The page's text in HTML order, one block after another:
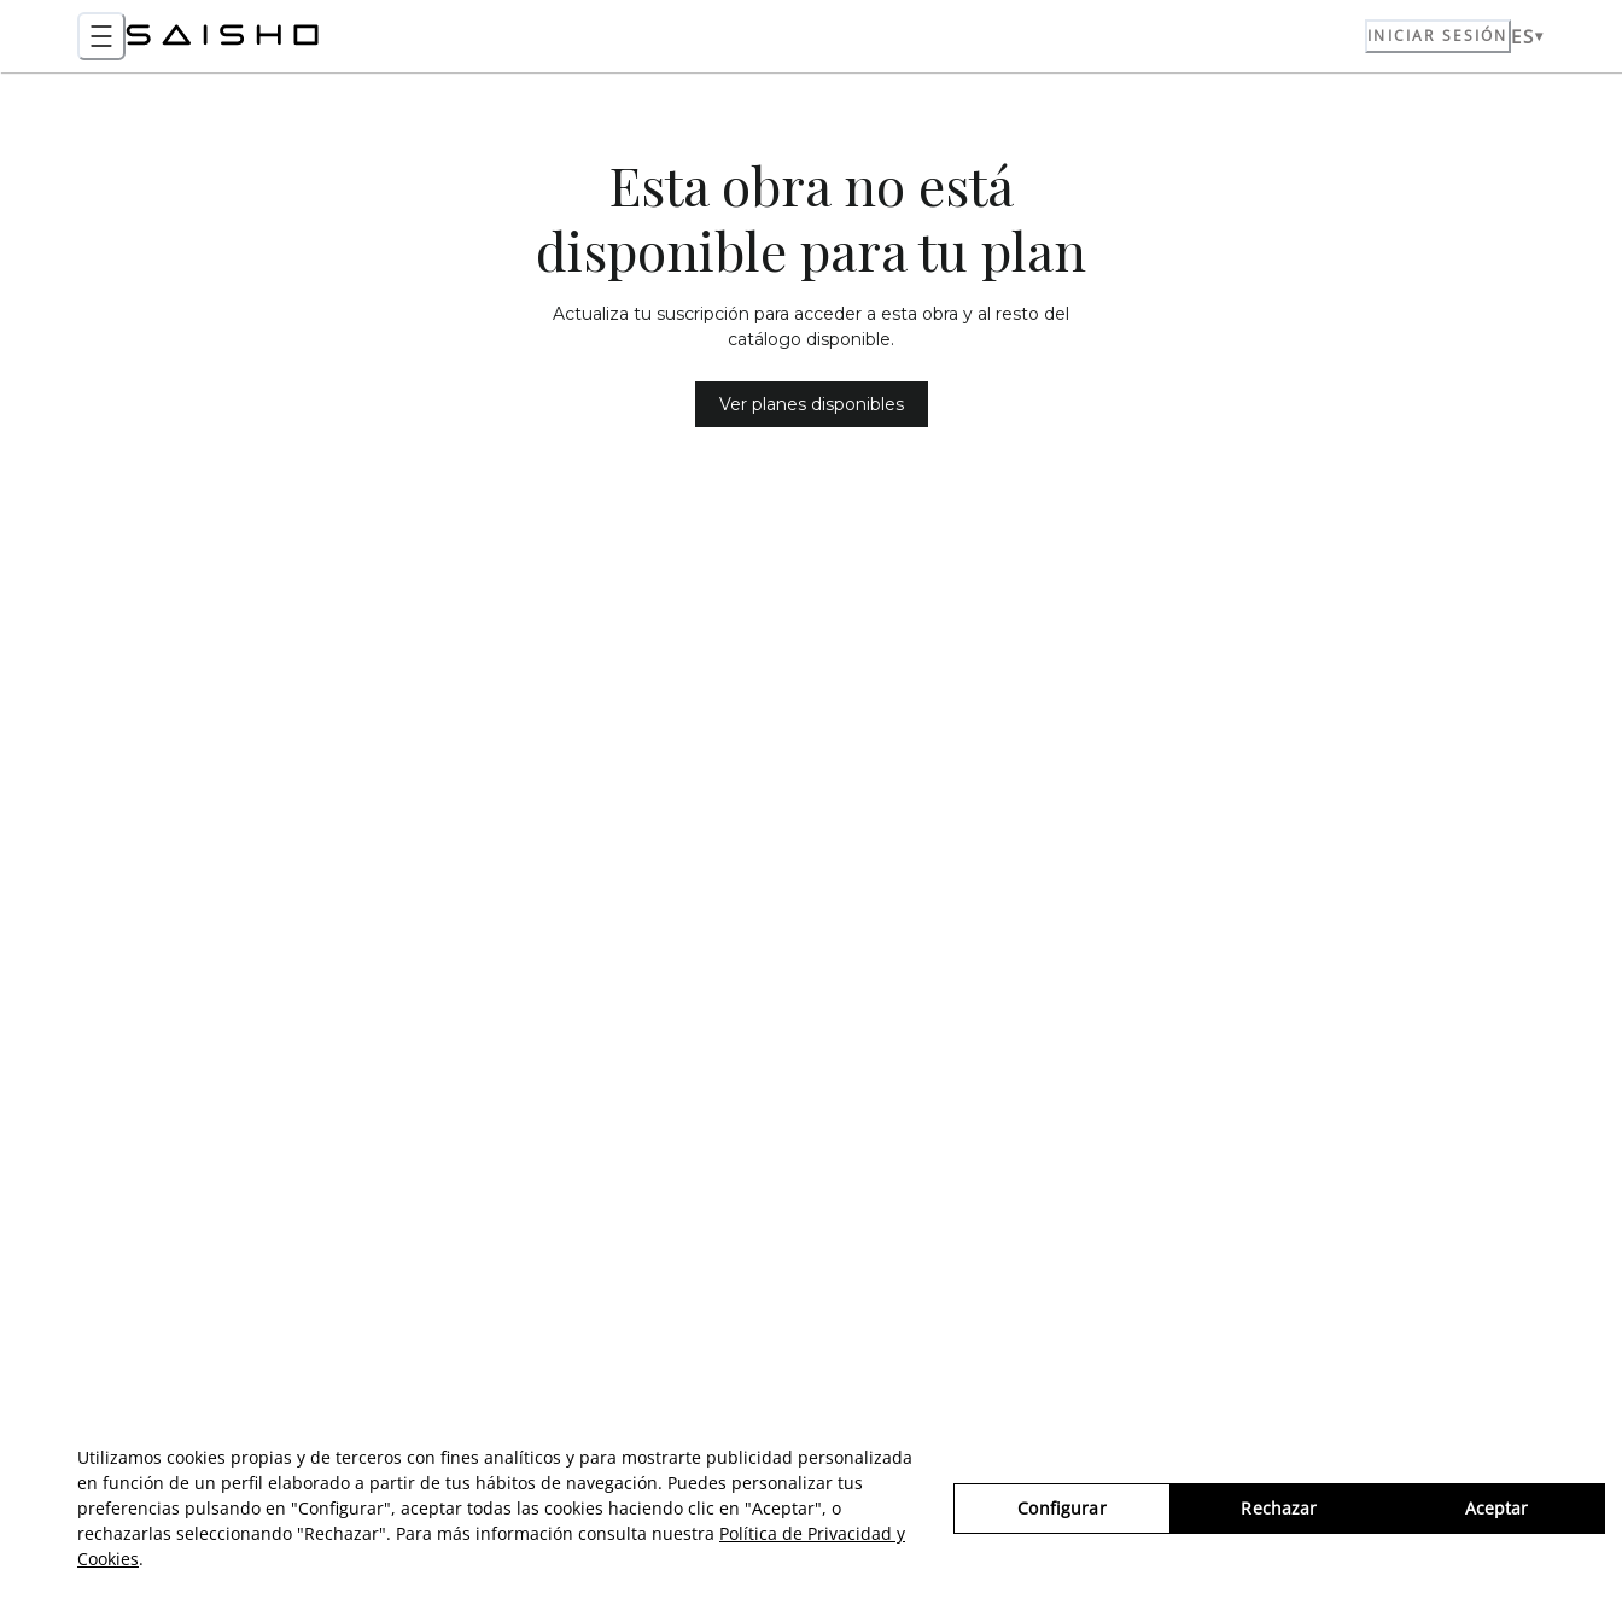
INICIAR SESIÓN ES
Esta obra no está
disponible para tu plan
Actualiza tu suscripción para acceder a esta obra y al resto del
catálogo disponible.
Ver planes disponibles
Utilizamos cookies propias y de terceros con fines analíticos y para mostrarte publicidad personalizada
en función de un perfil elaborado a partir de tus hábitos de navegación. Puedes personalizar tus
preferencias pulsando en "Configurar", aceptar todas las cookies haciendo clic en "Aceptar", o
rechazarlas seleccionando "Rechazar". Para más información consulta nuestra Política de Privacidad y
Cookies.
Configurar Rechazar Aceptar